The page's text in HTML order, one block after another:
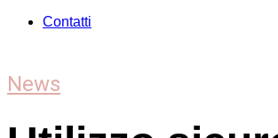
Contatti
News